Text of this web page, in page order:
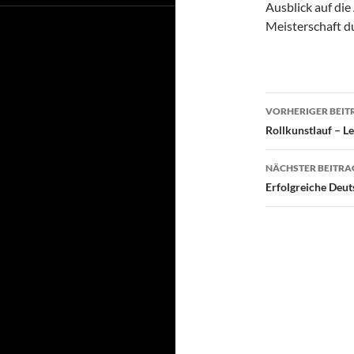
Ausblick auf
Meisterschaft
VORHERIGER
Rollkunstlauf –
NÄCHSTER
Erfolgreiche